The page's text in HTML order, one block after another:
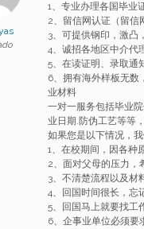
1、专业办理各国毕业
2、留信网认证（留信
3、可提供钢印，激凸
4、诚招各地区中介代
5、在读证明、录取通
6、拥有海外样板无数
业材料
一对一服务包括毕业
业日期.防伪工艺等等
如果您是以下情况，
1、在校期间，因各种
2、面对父母的压力，
3、不清楚流程以及材
4、回国时间很长，忘
5、回国马上就要找工
6、企事业单位必须要